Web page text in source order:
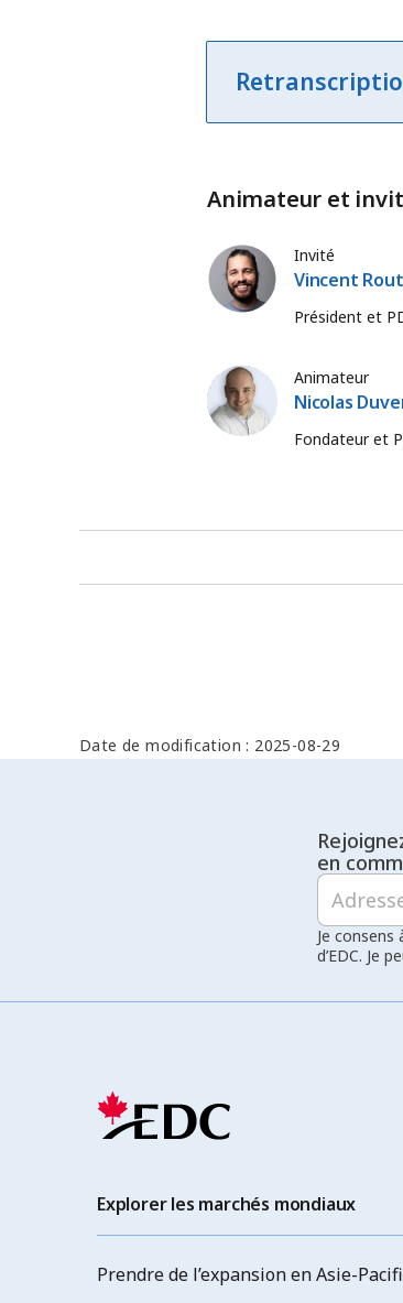
Animateur et
Invité
Vincent
Président et
Animateur
Nicolas
Fondateur et
Date de modification : 2025-08-29
en
Je
d’EDC. Je
Explorer les marchés mondiaux
Prendre de l’expansion en Asie-